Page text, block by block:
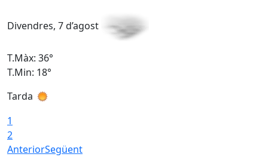
Divendres, 7 d’agost
T.Màx: 36°
T.Min: 18°
Tarda
1
2
AnteriorSegüent